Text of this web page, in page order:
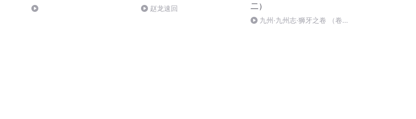
赵龙速回
二）
九州·九州志·狮牙之卷 （卷